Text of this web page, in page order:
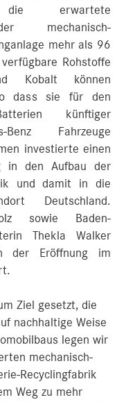
erwartete
mechanisch-
mehr als 96
Rohstoffe
Kobalt können
dass sie für den
künftiger
Benz Fahrzeuge
investierte einen
in den Aufbau der
und damit in die
Deutschland.
sowie Baden-
Thekla Walker
der Eröffnung im
Ziel gesetzt, die
nachhaltige Weise
legen wir
mechanisch-
Recyclingfabrik
Weg zu mehr